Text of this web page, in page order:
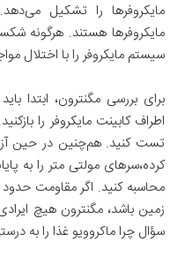
مایکروفرها را تشکیل
مایکروفرها هستند. هرگونه
سیستم مایکروفر را با اختلال
برای بررسی مگنترون، ابتدا
اطراف کابینت مایکروفر را
تست کنید. هم‌چنین در حین
کرده،سرهای مولتی متر را به
زمین باشد، مگنترون هیچ
سؤال چرا ماکروویو غذا را به